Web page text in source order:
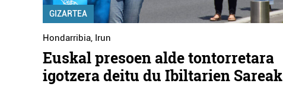
GIZARTEA
Hondarribia, Irun
Euskal presoen alde tontorretara
igotzera deitu du Ibiltarien Sareak